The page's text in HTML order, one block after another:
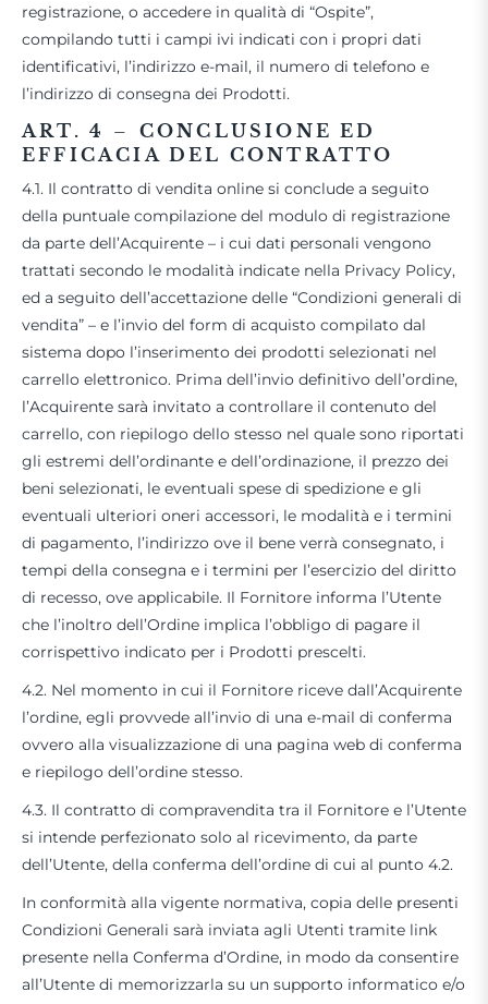
registrazione, o accedere in qualità di “Ospite”,
compilando tutti i campi ivi indicati con i propri dati
identificativi, l’indirizzo e-mail, il numero di telefono e
l’indirizzo di consegna dei Prodotti.
ART. 4 –
CONCLUSIONE ED
EFFICACIA DEL CONTRATTO
4.1. Il contratto di vendita online si conclude a seguito
della puntuale compilazione del modulo di registrazione
da parte dell’Acquirente – i cui dati personali vengono
trattati secondo le modalità indicate nella Privacy Policy,
ed a seguito dell’accettazione delle “Condizioni generali di
vendita” – e l’invio del form di acquisto compilato dal
sistema dopo l’inserimento dei prodotti selezionati nel
carrello elettronico. Prima dell’invio definitivo dell’ordine,
l’Acquirente sarà invitato a controllare il contenuto del
carrello, con riepilogo dello stesso nel quale sono riportati
gli estremi dell’ordinante e dell’ordinazione, il prezzo dei
beni selezionati, le eventuali spese di spedizione e gli
eventuali ulteriori oneri accessori, le modalità e i termini
di pagamento, l’indirizzo ove il bene verrà consegnato, i
tempi della consegna e i termini per l’esercizio del diritto
di recesso, ove applicabile. Il Fornitore informa l’Utente
che l’inoltro dell’Ordine implica l’obbligo di pagare il
corrispettivo indicato per i Prodotti prescelti.
4.2. Nel momento in cui il Fornitore riceve dall’Acquirente
l’ordine, egli provvede all’invio di una e-mail di conferma
ovvero alla visualizzazione di una pagina web di conferma
e riepilogo dell’ordine stesso.
4.3. Il contratto di compravendita tra il Fornitore e l’Utente
si intende perfezionato solo al ricevimento, da parte
dell’Utente, della conferma dell’ordine di cui al punto 4.2.
In conformità alla vigente normativa, copia delle presenti
Condizioni Generali sarà inviata agli Utenti tramite link
presente nella Conferma d’Ordine, in modo da consentire
all’Utente di memorizzarla su un supporto informatico e/o